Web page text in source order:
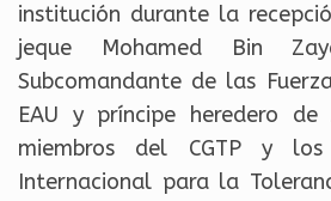
institución durante la
jeque Mohamed Bin
Subcomandante de las
EAU y príncipe heredero
miembros del CGTP y
Internacional para la